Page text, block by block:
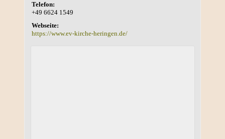
Telefon:
+49 6624 1549
Webseite:
https://www.ev-kirche-heringen.de/